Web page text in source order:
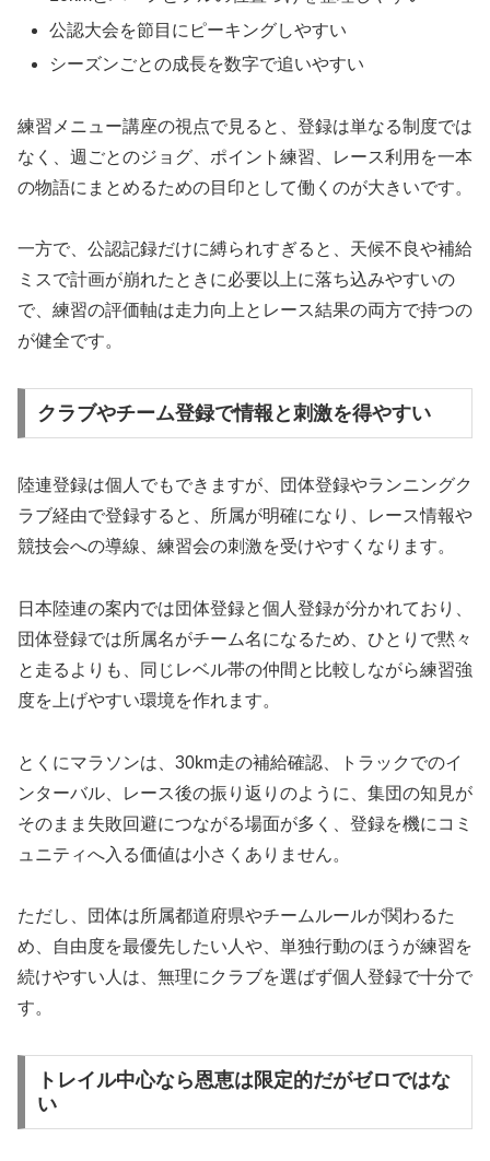
公認大会を節目にピーキングしやすい
シーズンごとの成長を数字で追いやすい
練習メニュー講座の視点で見ると、登録は単なる制度では
なく、週ごとのジョグ、ポイント練習、レース利用を一本
の物語にまとめるための目印として働くのが大きいです。
一方で、公認記録だけに縛られすぎると、天候不良や補給
ミスで計画が崩れたときに必要以上に落ち込みやすいの
で、練習の評価軸は走力向上とレース結果の両方で持つの
が健全です。
クラブやチーム登録で情報と刺激を得やすい
陸連登録は個人でもできますが、団体登録やランニングク
ラブ経由で登録すると、所属が明確になり、レース情報や
競技会への導線、練習会の刺激を受けやすくなります。
日本陸連の案内では団体登録と個人登録が分かれており、
団体登録では所属名がチーム名になるため、ひとりで黙々
と走るよりも、同じレベル帯の仲間と比較しながら練習強
度を上げやすい環境を作れます。
とくにマラソンは、30km走の補給確認、トラックでのイ
ンターバル、レース後の振り返りのように、集団の知見が
そのまま失敗回避につながる場面が多く、登録を機にコミ
ュニティへ入る価値は小さくありません。
ただし、団体は所属都道府県やチームルールが関わるた
め、自由度を最優先したい人や、単独行動のほうが練習を
続けやすい人は、無理にクラブを選ばず個人登録で十分で
す。
トレイル中心なら恩恵は限定的だがゼロではな
い